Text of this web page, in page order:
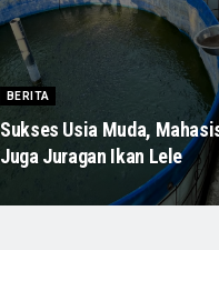
BERITA
Sukses Usia Muda,
Juga Juragan Ikan Lele